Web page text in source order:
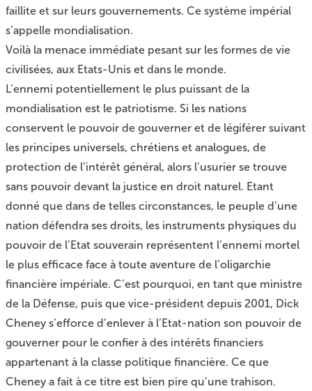
faillite et sur leurs gouvernements. Ce système impérial
s’appelle mondialisation.
Voilà la menace immédiate pesant sur les formes de vie
civilisées, aux Etats-Unis et dans le monde.
L’ennemi potentiellement le plus puissant de la
mondialisation est le patriotisme. Si les nations
conservent le pouvoir de gouverner et de légiférer suivant
les principes universels, chrétiens et analogues, de
protection de l’intérêt général, alors l’usurier se trouve
sans pouvoir devant la justice en droit naturel. Etant
donné que dans de telles circonstances, le peuple d’une
nation défendra ses droits, les instruments physiques du
pouvoir de l’Etat souverain représentent l’ennemi mortel
le plus efficace face à toute aventure de l’oligarchie
financière impériale. C’est pourquoi, en tant que ministre
de la Défense, puis que vice-président depuis 2001, Dick
Cheney s’efforce d’enlever à l’Etat-nation son pouvoir de
gouverner pour le confier à des intérêts financiers
appartenant à la classe politique financière. Ce que
Cheney a fait à ce titre est bien pire qu’une trahison.